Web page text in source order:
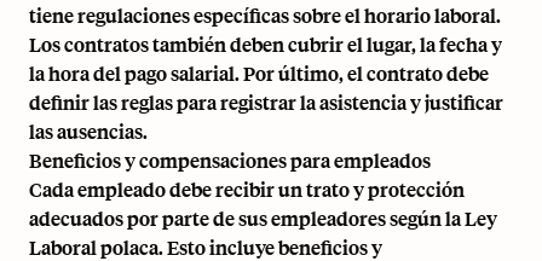
tiene regulaciones específicas sobre el horario laboral.
Los contratos también deben cubrir el lugar, la fecha y
la hora delpago salarial. Por último, el contrato debe
definir las reglas para registrar la asistencia y justificar
las ausencias.
Beneficios y compensaciones para empleados
Cada empleado debe recibir un trato y protección
adecuados por parte de sus empleadores según la Ley
Laboral polaca. Esto incluye beneficios y